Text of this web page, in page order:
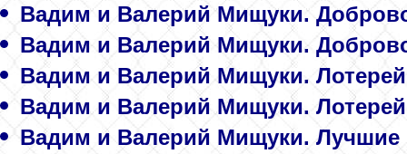
Вадим и Валерий Мищуки.
Вадим и Валерий Мищуки.
Вадим и Валерий Мищуки.
Вадим и Валерий Мищуки.
Вадим и Валерий Мищуки. Лучшие